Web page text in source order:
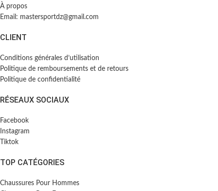
À propos
Email: mastersportdz@gmail.com
CLIENT
Conditions générales d’utilisation
Politique de remboursements et de retours
Politique de confidentialité
RÉSEAUX SOCIAUX
Facebook
Instagram
Tiktok
TOP CATÉGORIES
Chaussures Pour Hommes